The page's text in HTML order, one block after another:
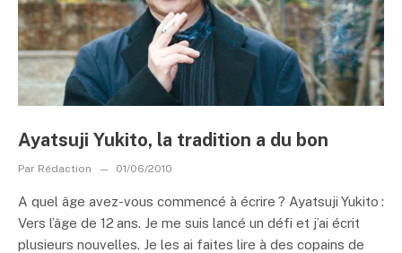
Ayatsuji Yukito, la tradition a du bon
Par Rédaction 01/06/2010
A quel âge avez-vous commencé à écrire ? Ayatsuji Yukito :
Vers l’âge de 12 ans. Je me suis lancé un défi et j’ai écrit
plusieurs nouvelles. Je les ai faites lire à des copains de